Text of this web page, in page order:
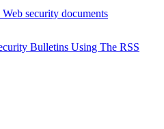
security documents
Bulletins Using The RSS